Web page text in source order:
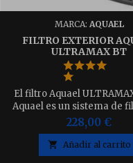
MARCA: AQUAEL
FILTRO EXTERIOR
ULTRAMAX BT
El filtro Aquael
Aquael es un sistema de
exterior avanzado,
acuarios medianos y
garantiza agua limpia y
mediante una filtración
228,00 €
 Añadir al carrito